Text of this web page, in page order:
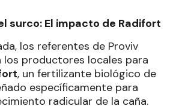
surco: El impacto de Radifort
los referentes de Proviv
los productores locales para
, un fertilizante biológico de
específicamente para
radicular de la caña.